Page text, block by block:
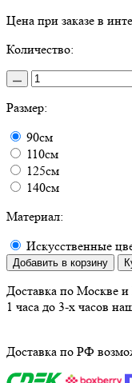
Цена при заказе в
Количество:
Размер:
90см
110см
125см
140см
Материал:
Искусственные
Добавить в корзину
Доставка по Москве и
1 часа до 3-х часов
Доставка по РФ